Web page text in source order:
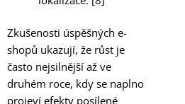
Zkušenosti úspěšných e-
shopů ukazují, že růst je
často nejsilnější až ve
druhém roce, kdy se naplno
projeví efekty posílené